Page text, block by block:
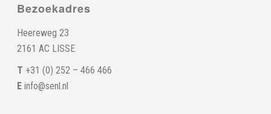
Bezoekadres
Heereweg 23
2161 AC LISSE
T +31 (0) 252 – 466 466
E info@senl.nl